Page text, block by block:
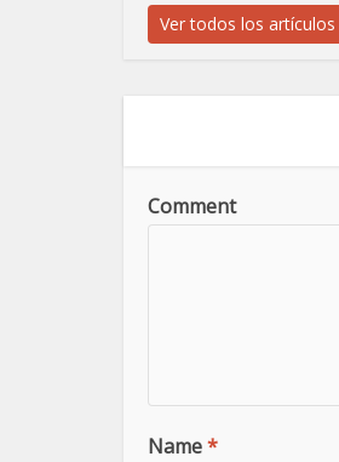
Ver todos los artículos
Comment
Name*